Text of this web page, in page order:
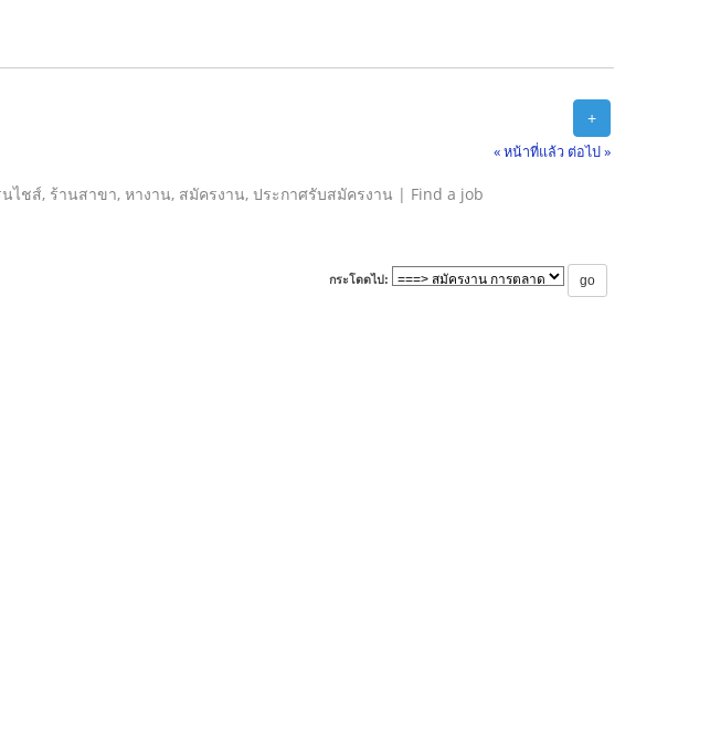
+
« หน้าที่แล้ว ต่อไป »
ไชส์, ร้านสาขา, หางาน, สมัครงาน, ประกาศรับสมัครงาน | Find a job
กระโดดไป: